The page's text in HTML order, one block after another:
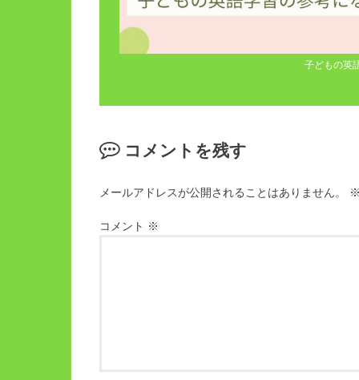
子どもの英
コメントを残す
メールアドレスが公開されることはありません。
コメント ※